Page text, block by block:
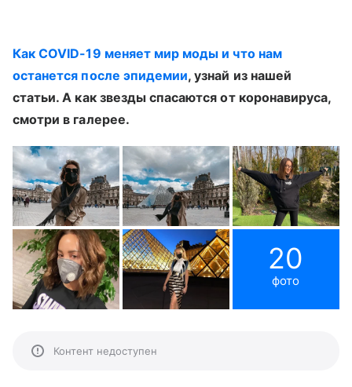
Как COVID-19 меняет мир моды и что нам
останется после эпидемии, узнай из нашей
статьи. А как звезды спасаются от коронавируса,
смотри в галерее.
20
фото
Контент недоступен